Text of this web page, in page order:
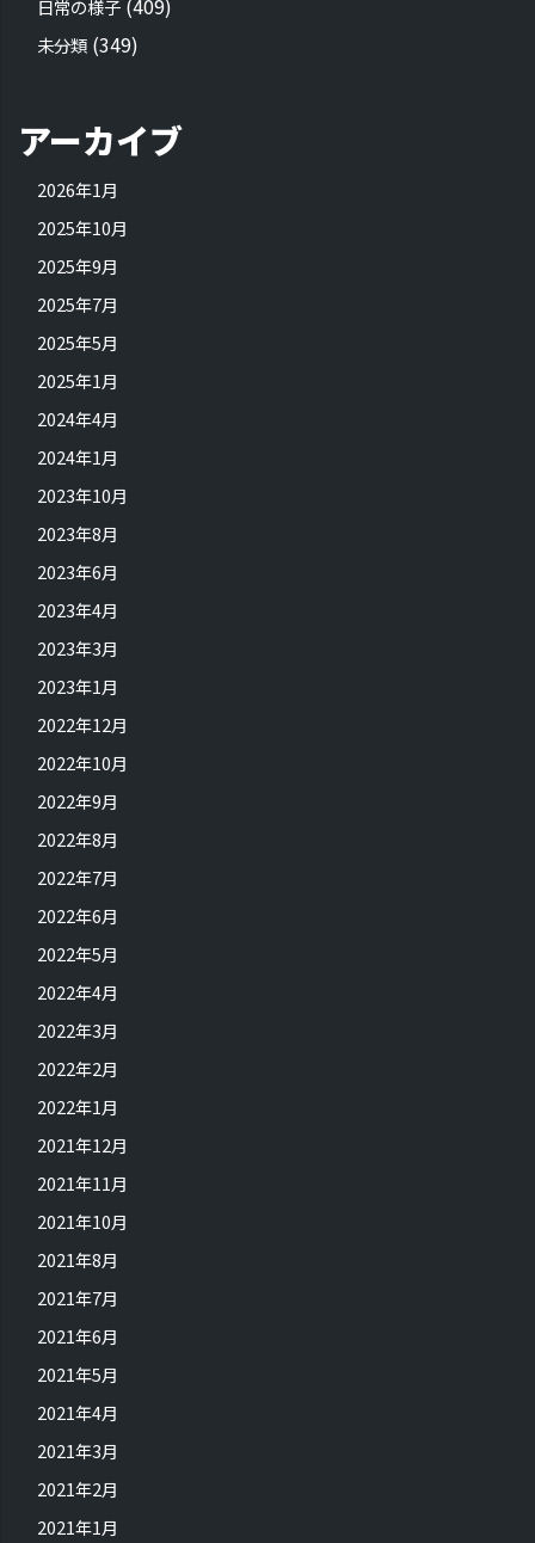
日常の様子 (409)
未分類 (349)
アーカイブ
2026年1月
2025年10月
2025年9月
2025年7月
2025年5月
2025年1月
2024年4月
2024年1月
2023年10月
2023年8月
2023年6月
2023年4月
2023年3月
2023年1月
2022年12月
2022年10月
2022年9月
2022年8月
2022年7月
2022年6月
2022年5月
2022年4月
2022年3月
2022年2月
2022年1月
2021年12月
2021年11月
2021年10月
2021年8月
2021年7月
2021年6月
2021年5月
2021年4月
2021年3月
2021年2月
2021年1月